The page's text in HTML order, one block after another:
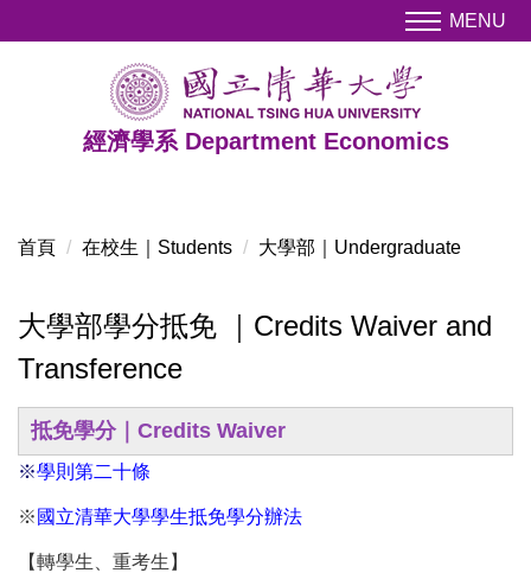
到
經濟學系 Department Economics
MENU
首頁 在校生｜Students 大學部｜Undergraduate
大學部學分抵免 ｜Credits Waiver and
Transference
抵免學分｜ Credits Waiver
※學則第二十條
※ 國立清華大學學生抵免學分辦法
【轉學生、重考生】